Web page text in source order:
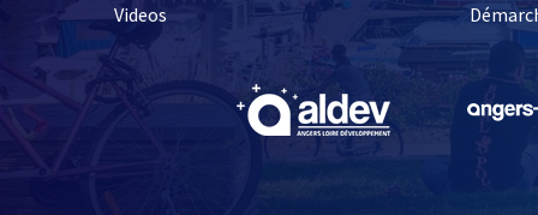
Videos, Ouvre une nouvelle fenêtre
, Ouvre une